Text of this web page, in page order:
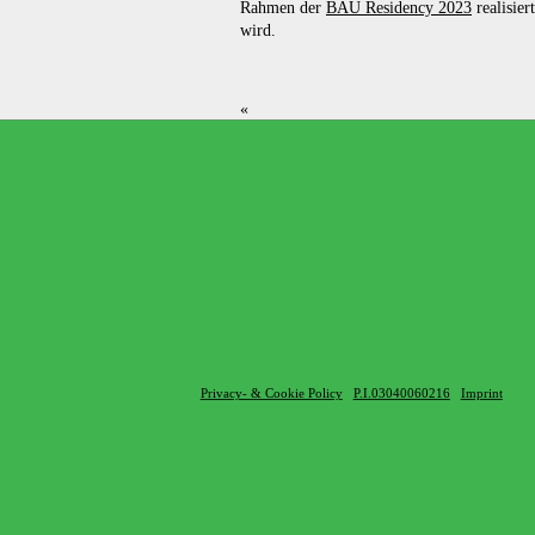
Rahmen der BAU Residency 2023realisiert
wird.
«
Privacy- & Cookie Policy P.I.03040060216 Imprint